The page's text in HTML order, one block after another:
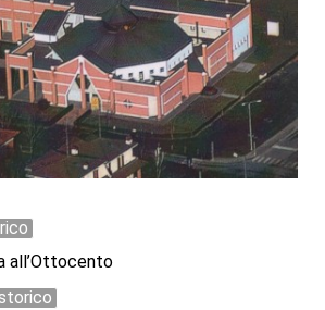
all’Ottocento